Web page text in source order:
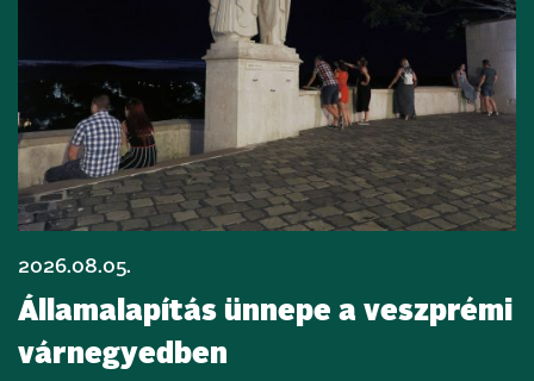
2026.08.05.
Államalapítás ünnepe a veszprémi
várnegyedben